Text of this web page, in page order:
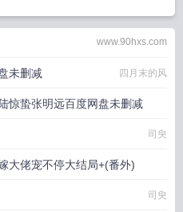
www.90hxs.com
未删减 四月末的风
惊蛰张明远百度网盘未删减
水墨烟雨
司臾
大佬宠不停大结局+(番外)
水墨烟雨
司臾